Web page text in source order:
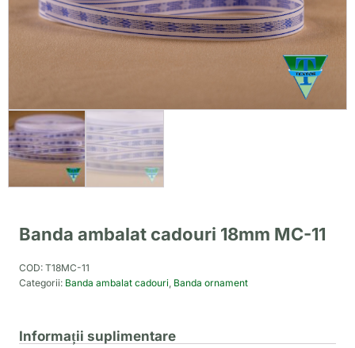
Banda ambalat cadouri 18mm MC-11
COD: T18MC-11
Categorii: Banda ambalat cadouri, Banda ornament
Informații suplimentare